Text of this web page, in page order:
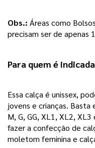
Obs.: Áreas como
precisam ser de apenas
Para quem é
Essa calça é unissex,
jovens e crianças.
M, G, GG, XL1, XL2,
fazer a confecção de
moletom feminina e